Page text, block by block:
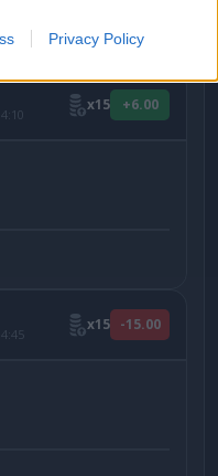
Privacy Policy
προτείνει:
x15 +6.00
x15 -15.00